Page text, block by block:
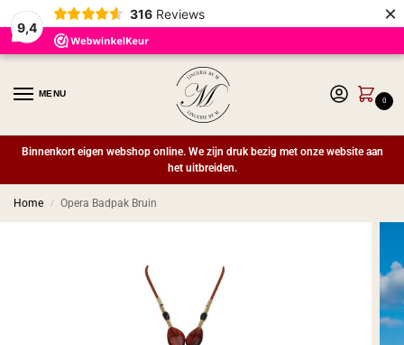
9,4
316 Reviews ×
MENU
0
Binnenkort eigen webshop online. We zijn druk bezig met onze website aan
het uitbreiden.
Home / Opera Badpak Bruin